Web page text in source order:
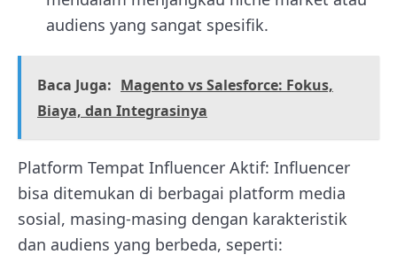
audiens yang sangat spesifik.
Baca Juga: Magento vs Salesforce: Fokus,
Biaya, dan Integrasinya
Platform Tempat Influencer Aktif: Influencer
bisa ditemukan di berbagai platform media
sosial, masing-masing dengan karakteristik
dan audiens yang berbeda, seperti: